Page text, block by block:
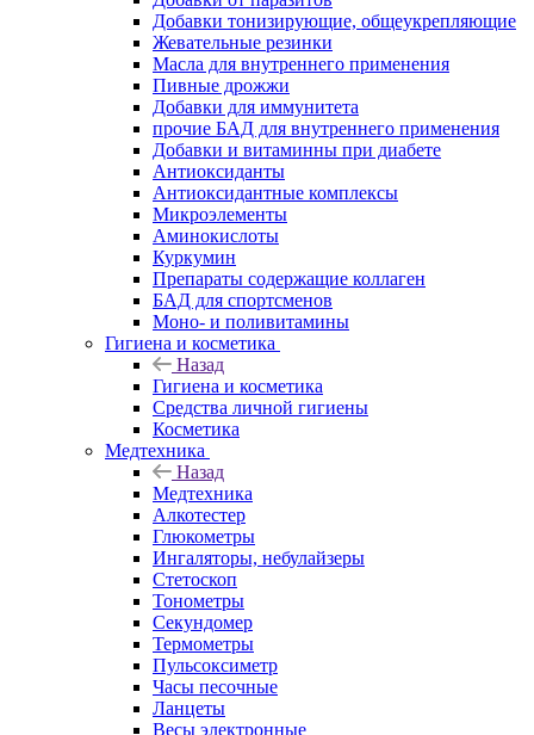
Добавки тонизирующие, общеукрепляющие
Жевательные резинки
Масла для внутреннего применения
Пивные дрожжи
Добавки для иммунитета
прочие БАД для внутреннего применения
Добавки и витаминны при диабете
Антиоксиданты
Антиоксидантные комплексы
Микроэлементы
Аминокислоты
Куркумин
Препараты содержащие коллаген
БАД для спортсменов
Моно- и поливитамины
Гигиена и косметика
Назад
Гигиена и косметика
Средства личной гигиены
Косметика
Медтехника
Назад
Медтехника
Алкотестер
Глюкометры
Ингаляторы, небулайзеры
Стетоскоп
Тонометры
Секундомер
Термометры
Пульсоксиметр
Часы песочные
Ланцеты
Весы электронные